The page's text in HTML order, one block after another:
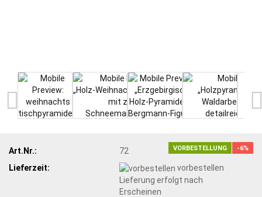
VORBESTELLUNG -6%
Art.Nr.:
72
Lieferzeit:
vorbestellen
Lieferung erfolgt nach
Erscheinen